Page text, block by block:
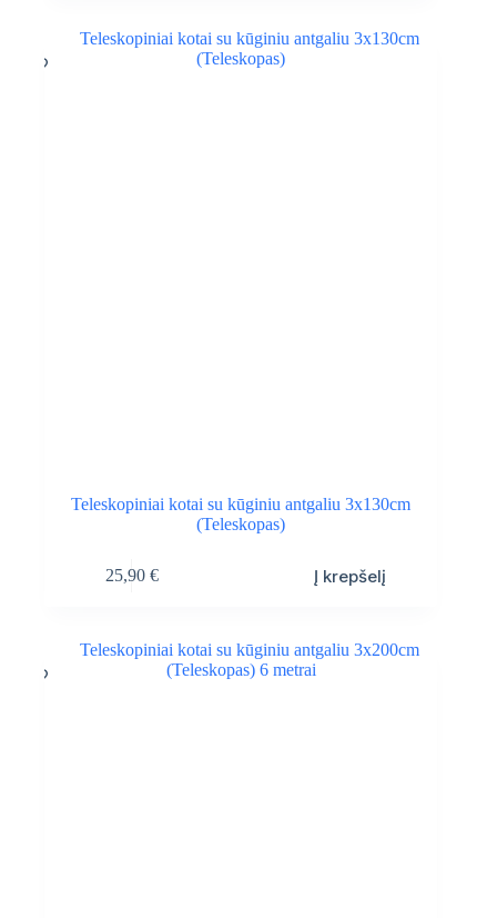
Teleskopiniai kotai su kūginiu antgaliu 3x130cm
(Teleskopas)
25,90 € Į krepšelį